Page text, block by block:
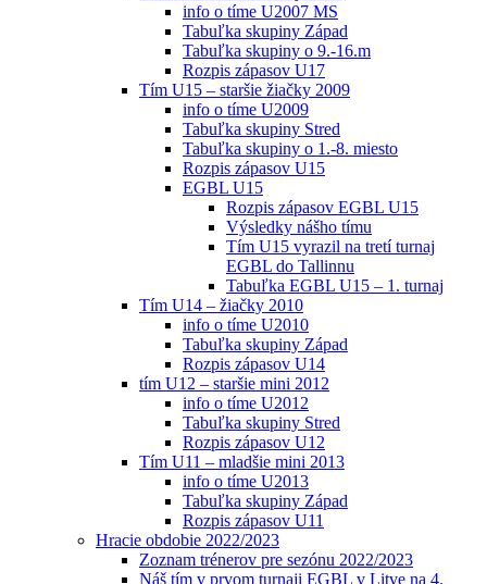
info o tíme U2007 MS
Tabuľka skupiny Západ
Tabuľka skupiny o 9.-16.m
Rozpis zápasov U17
Tím U15 – staršie žiačky 2009
info o tíme U2009
Tabuľka skupiny Stred
Tabuľka skupiny o 1.-8. miesto
Rozpis zápasov U15
EGBL U15
Rozpis zápasov EGBL U15
Výsledky nášho tímu
Tím U15 vyrazil na tretí turnaj
EGBL do Tallinnu
Tabuľka EGBL U15 – 1. turnaj
Tím U14 – žiačky 2010
info o tíme U2010
Tabuľka skupiny Západ
Rozpis zápasov U14
tím U12 – staršie mini 2012
info o tíme U2012
Tabuľka skupiny Stred
Rozpis zápasov U12
Tím U11 – mladšie mini 2013
info o tíme U2013
Tabuľka skupiny Západ
Rozpis zápasov U11
Hracie obdobie 2022/2023
Zoznam trénerov pre sezónu 2022/2023
Náš tím v prvom turnaji EGBL v Litve na 4.